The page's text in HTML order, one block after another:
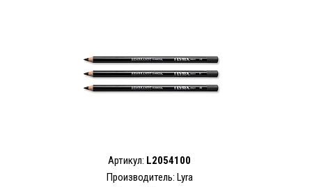
Артикул: L2054100
Производитель: Lyra